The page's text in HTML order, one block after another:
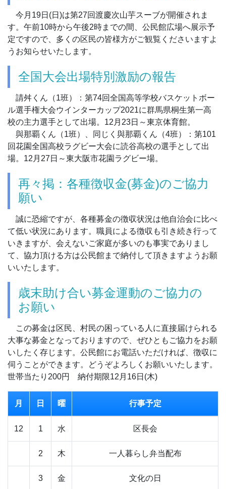
今月19日(日)は第27回渡慶次山芋スーブが開催されま
す。午前10時から午後2時までの間、公民館広場へ展示予
定ですので、多くの区民の皆様方がご観覧くださいますよ
うお知らせいたします。
全国大会出場特別激励の報告
請舛くん（1班）：第74回全国高等学校バスケットボー
ル選手権大会ウインターカップ2021に群馬県桐生第一高
校の主力選手として出場。12月23日～東京体育館。
與那覇くん（1班）、同じく與那覇くん（4班）：第101
回花園全国高校ラグビー大会に読谷高校の選手として出
場。12月27日～東大阪市花園ラグビー場。
再々掲：各種徴収金(募金)のご協力
願い
誠に恐縮ですが、各種募金の徴収状況は他自治会に比べ
て低い状況にあります。職員による徴収も引き続き行って
いきますが、会えないご家庭が多いのも事実でありまし
て、協力頂ける方は公民館まで納付して頂きますようお願
いいたします。
歳末助け合い募金運動のご協力の
お願い
この募金は区民、村民の困っている人に直接届けられる
大事な募金となっておりますので、ぜひともご協力をお願
いしたく存じます。公民館にお電話いただければ、徴収に
伺うことができます。どうぞよろしくお願いいたします。
世帯当たり200円 納付期限12月16日(木)
月 日 曜 行事予定
12 1 水 区長会
2 木 一人暮らし弁当配布
3 金 文化の日